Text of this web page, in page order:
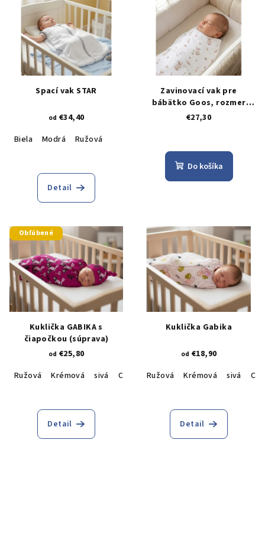
Spací vak STAR
od €34,40
Biela
Modrá Ružová
Detail
Zavinovací vak pre
bábätko Goos, rozmer
28x53
€27,30
Do košíka
Obľúbené
Kuklička GABIKA s
čiapočkou (súprava)
od €25,80
Ružová
Krémová sivá Cyklamenová
Detail
Kuklička Gabika
od €18,90
Ružová
Krémová sivá
Detail